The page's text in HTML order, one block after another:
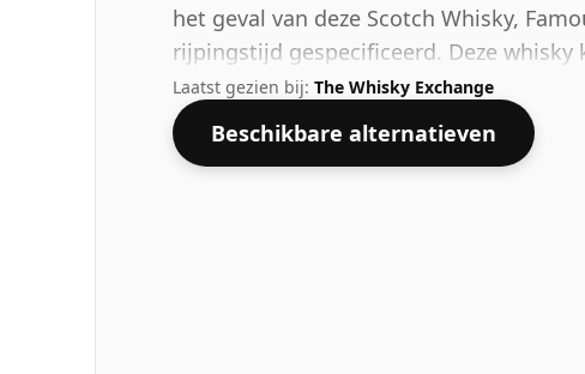
het geval van deze Scotch Whisky,
rijpingstijd gespecificeerd. Deze
op een sterkte van 40%.
Laatst gezien bij: The Whisky Exchange
Beschikbare alternatieven